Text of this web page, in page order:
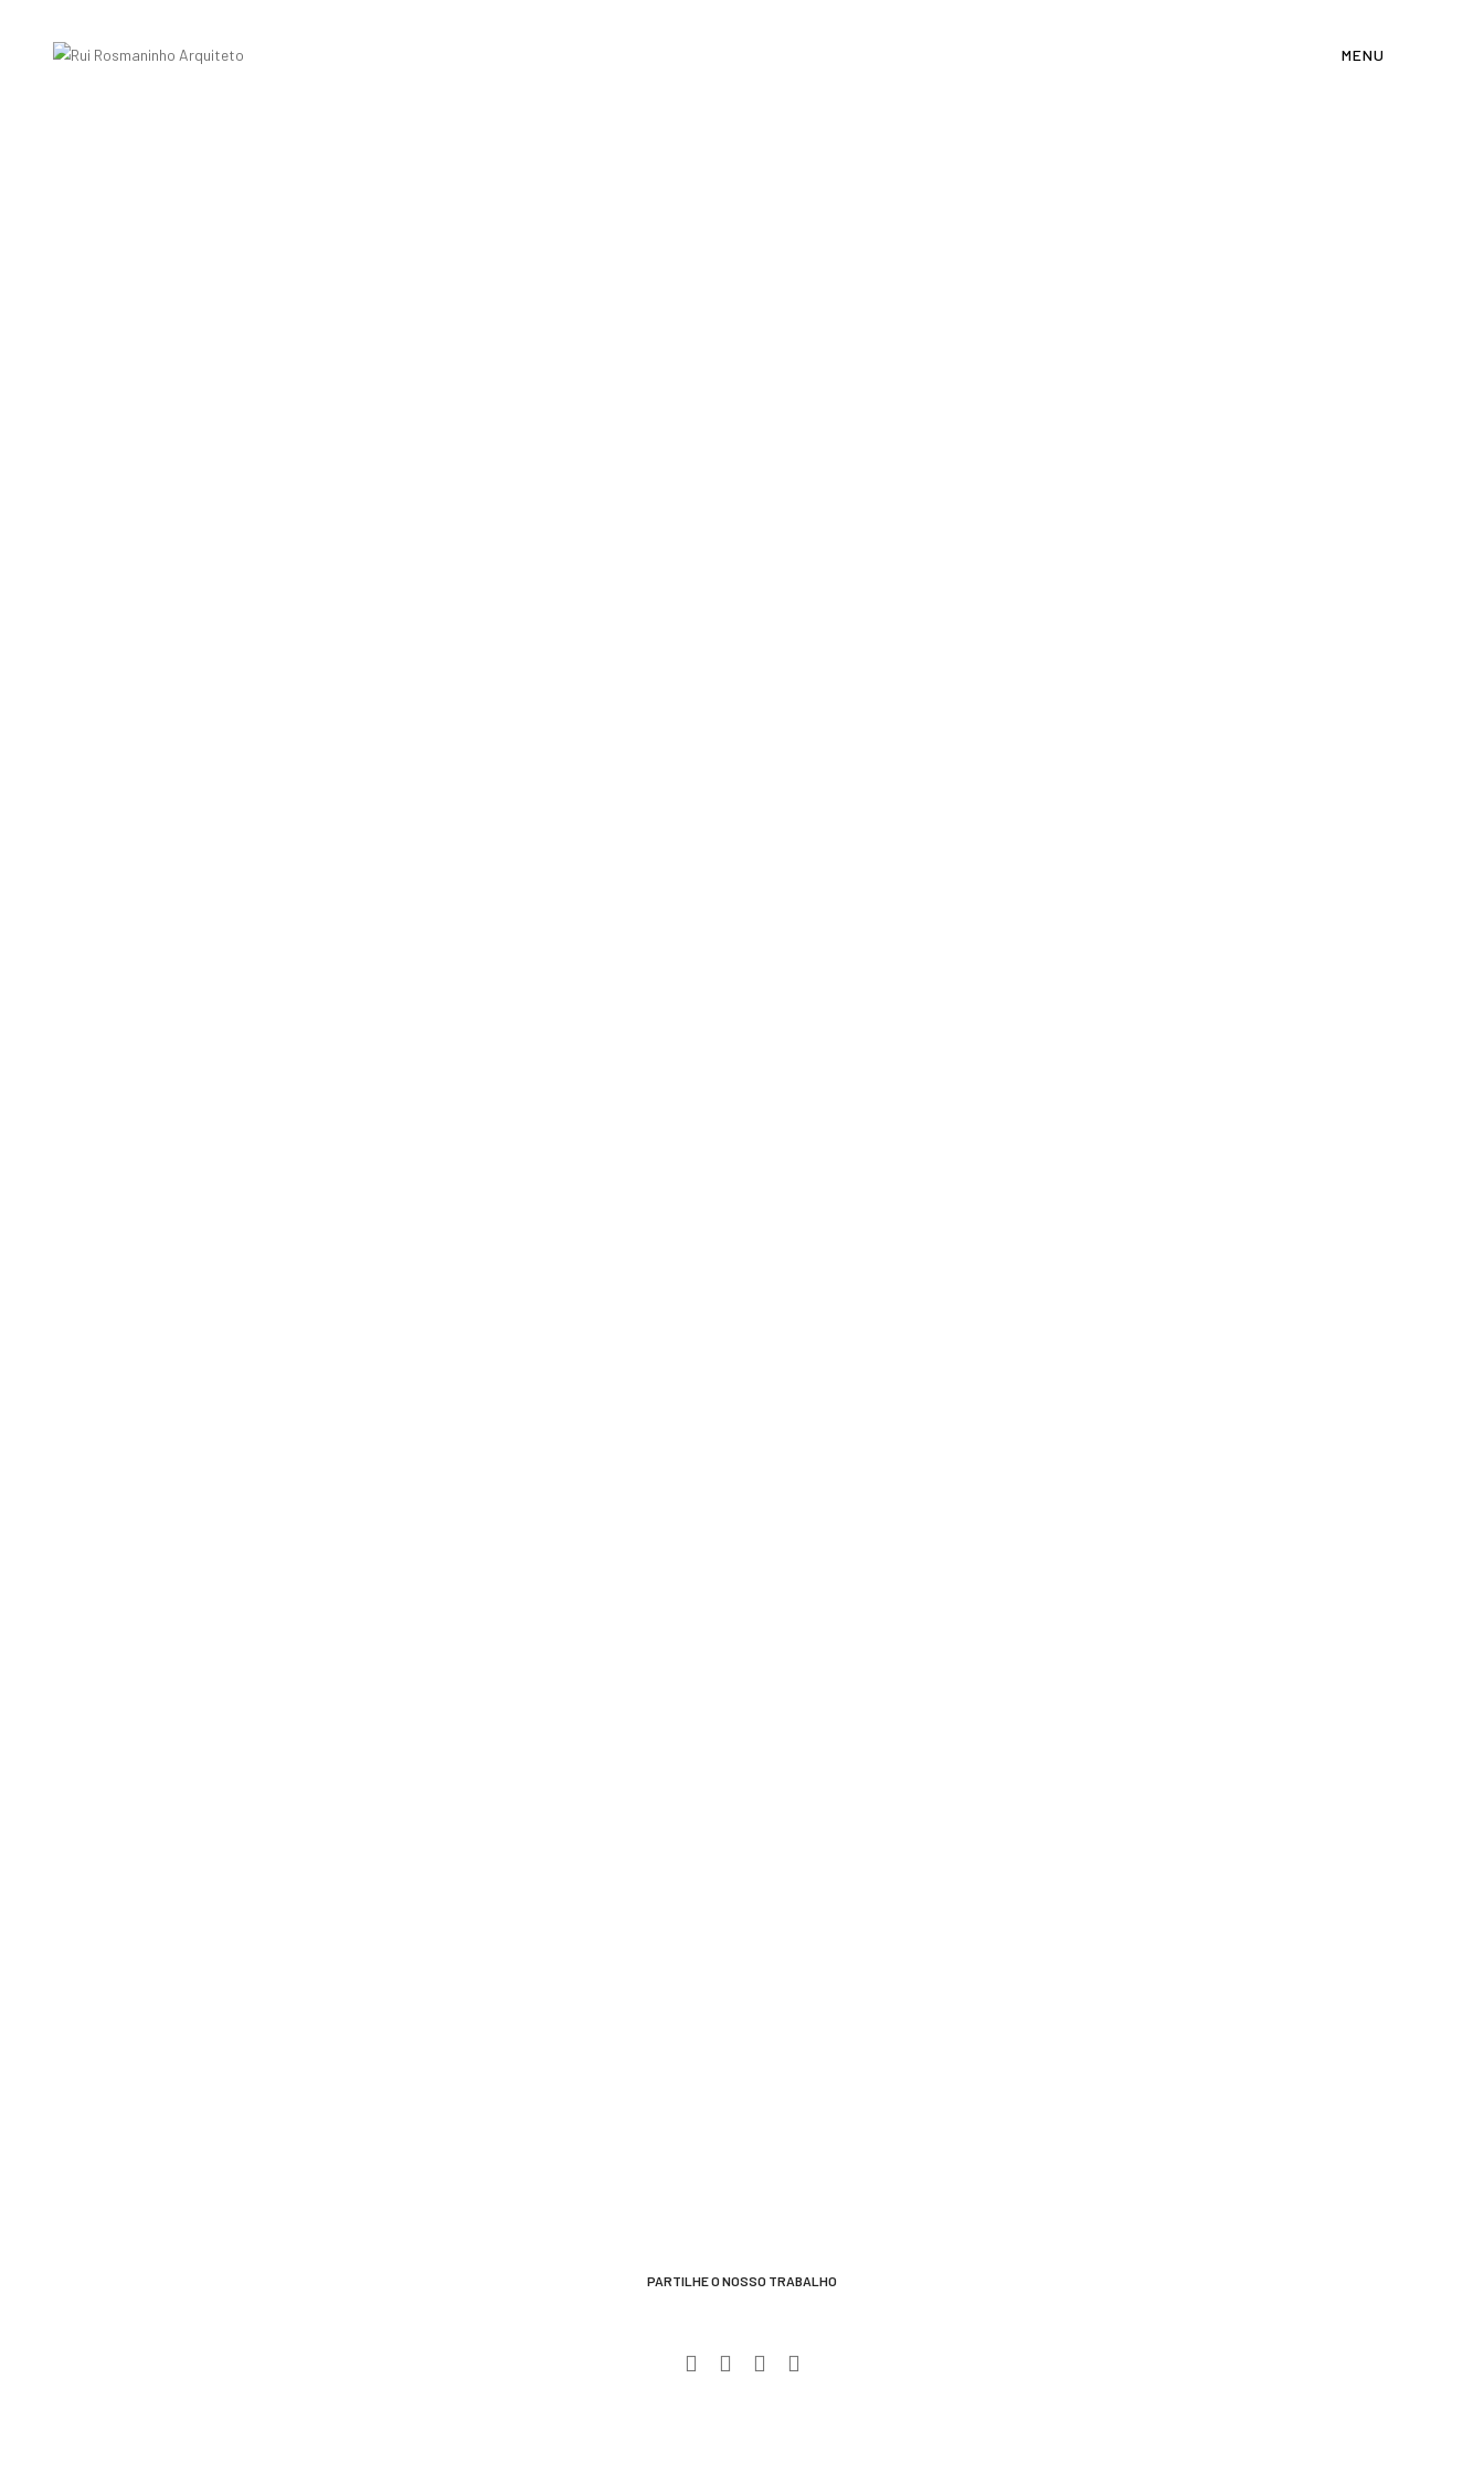
PARTILHE O NOSSO TRABALHO